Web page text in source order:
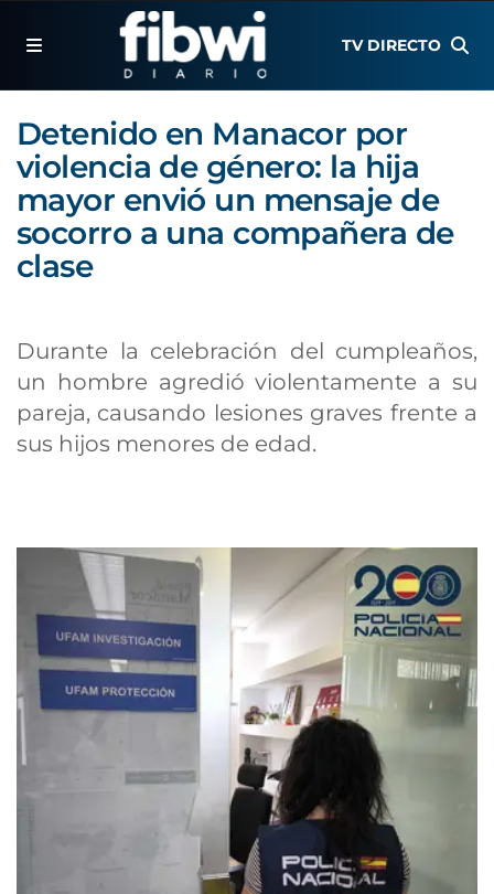
TV DIRECTO
Detenido en Manacor por
violencia de género: la hija
mayor envió un mensaje de
socorro a una compañera de
clase
Durante la celebración del cumpleaños,
un hombre agredió violentamente a su
pareja, causando lesiones graves frente a
sus hijos menores de edad.